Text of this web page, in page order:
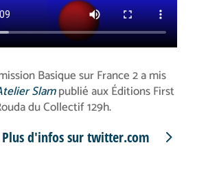
Basique sur France 2 a mis
Slampublié aux Éditions First
du Collectif 129h.
Plus d'infos sur twitter.com